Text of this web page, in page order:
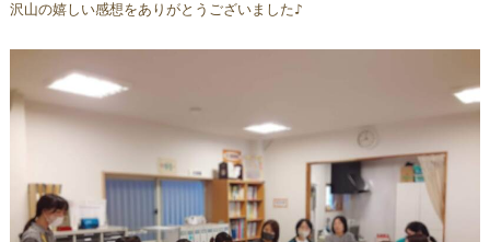
沢山の嬉しい感想をありがとうございました♪